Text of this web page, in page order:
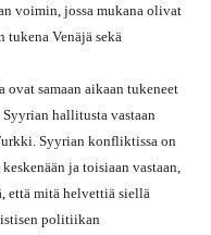
voimin, jossa mukana olivat
tukena Venäjä sekä
samaan aikaan tukeneet
hallitusta vastaan
Syyrian konfliktissa on
ja toisiaan vastaan,
että mitä helvettiä siellä
politiikan